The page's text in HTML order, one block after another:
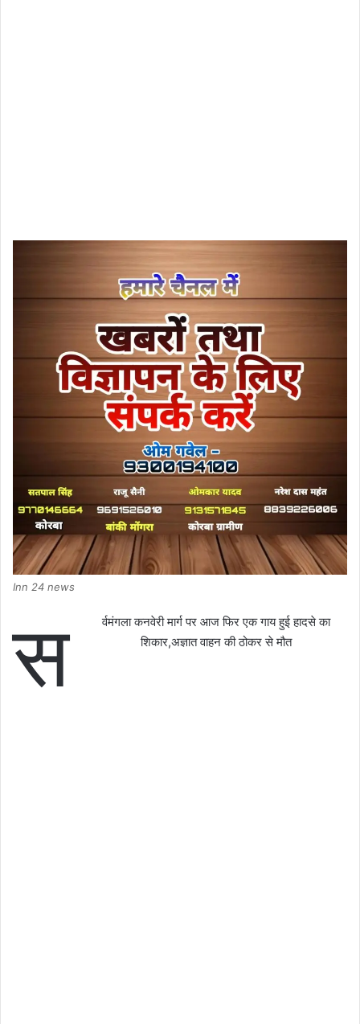
Inn 24 news
स
र्वमंगला कनवेरी मार्ग पर आज फिर एक गाय हुई हादसे का
शिकार,अज्ञात वाहन की ठोकर से मौत